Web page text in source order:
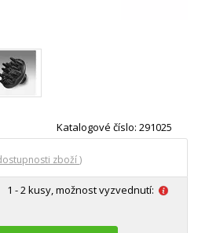
Katalogové číslo: 291025
zboží )
1 - 2 kusy, možnost vyzvednutí: